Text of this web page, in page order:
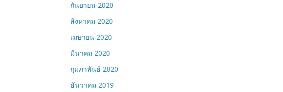
กันยายน 2020
สิงหาคม 2020
เมษายน 2020
มีนาคม 2020
กุมภาพันธ์ 2020
ธันวาคม 2019